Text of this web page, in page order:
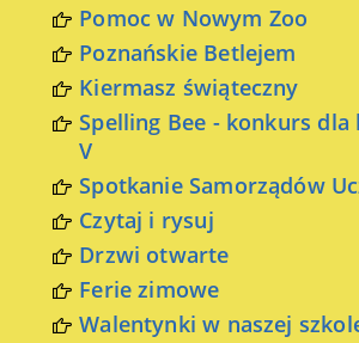
Pomoc w Nowym Zoo
Poznańskie Betlejem
Kiermasz świąteczny
Spelling Bee - konkurs dla
V
Spotkanie Samorządów
Czytaj i rysuj
Drzwi otwarte
Ferie zimowe
Walentynki w naszej